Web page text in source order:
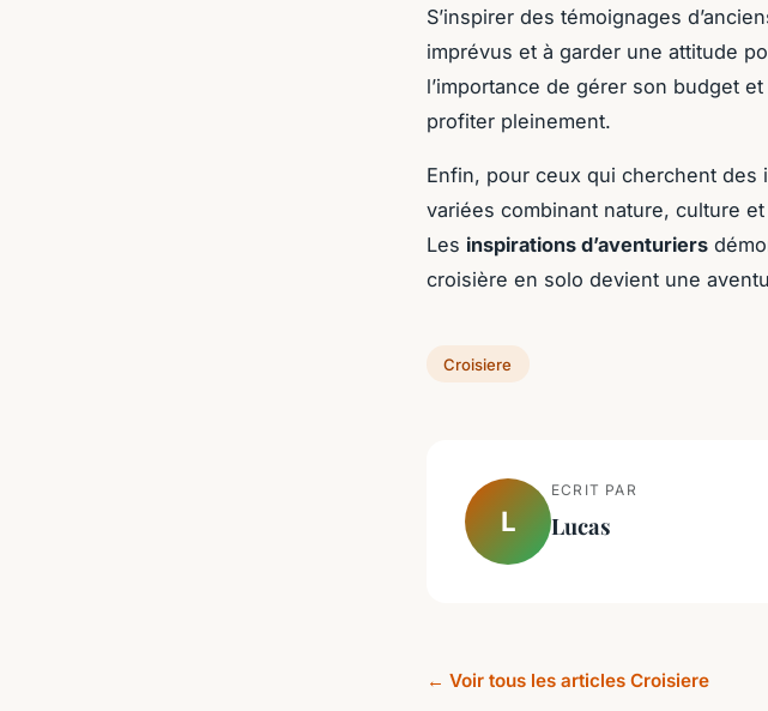
S’inspirer des témoignages
imprévus et à garder une attitude
l’importance de gérer son budget
profiter pleinement.
Enfin, pour ceux qui cherchent des
variées combinant nature, culture
Les inspirations d’aventuriers
croisière en solo devient une
Croisiere
L
ECRIT PAR
Lucas
← Voir tous les articles Croisiere